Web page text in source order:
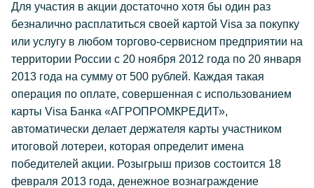
Для участия в акции достаточно хотя бы один раз
безналично расплатиться своей картой Visa за покупку
или услугу в любом торгово-сервисном предприятии на
территории России с 20 ноября 2012 года по 20 января
2013 года на сумму от 500 рублей. Каждая такая
операция по оплате, совершенная с использованием
карты Visa Банка «АГРОПРОМКРЕДИТ»,
автоматически делает держателя карты участником
итоговой лотереи, которая определит имена
победителей акции. Розыгрыш призов состоится 18
февраля 2013 года, денежное вознаграждение